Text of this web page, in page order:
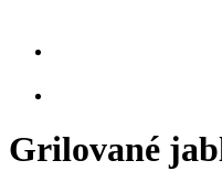
Grilované